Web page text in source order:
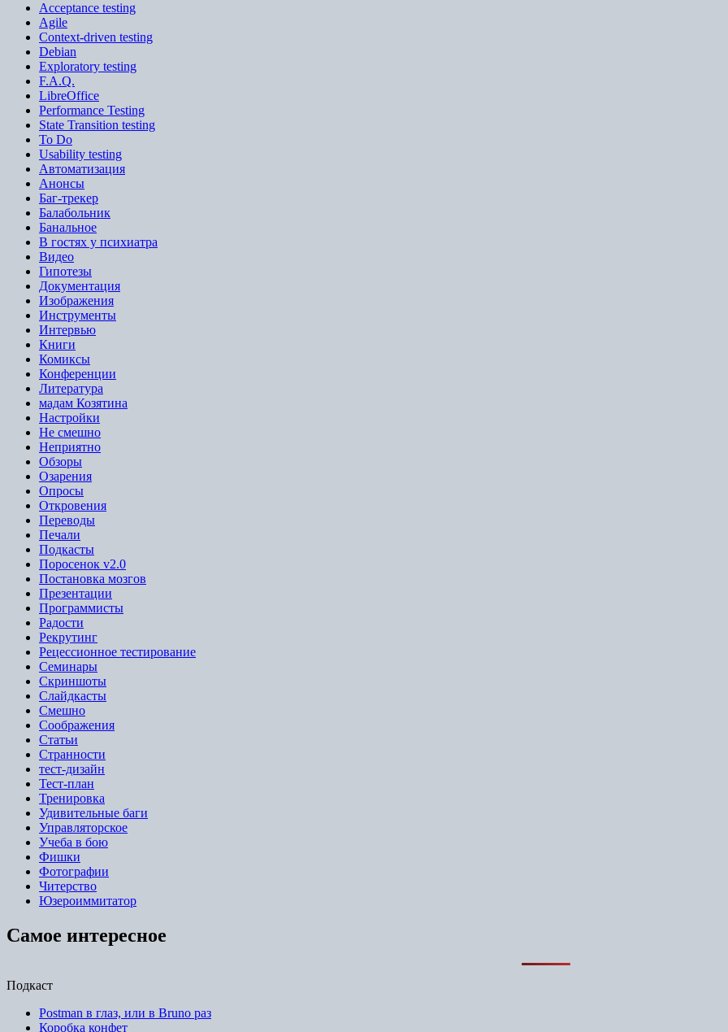
Acceptance testing
Agile
Context-driven testing
Debian
Exploratory testing
F.A.Q.
LibreOffice
Performance Testing
State Transition testing
To Do
Usability testing
Автоматизация
Анонсы
Баг-трекер
Балабольник
Банальное
В гостях у психиатра
Видео
Гипотезы
Документация
Изображения
Инструменты
Интервью
Книги
Комиксы
Конференции
Литература
мадам Козятина
Настройки
Не смешно
Неприятно
Обзоры
Озарения
Опросы
Откровения
Переводы
Печали
Подкасты
Поросенок v2.0
Постановка мозгов
Презентации
Программисты
Радости
Рекрутинг
Рецессионное тестирование
Семинары
Скриншоты
Слайдкасты
Смешно
Соображения
Статьи
Странности
тест-дизайн
Тест-план
Тренировка
Удивительные баги
Управляторское
Учеба в бою
Фишки
Фотографии
Читерство
Юзероиммитатор
Самое интересное
Подкаст
Postman в глаз, или в Bruno раз
Коробка конфет